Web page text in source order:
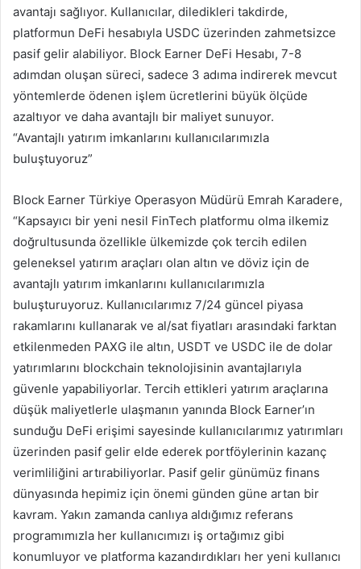
avantajı sağlıyor. Kullanıcılar, diledikleri takdirde,
platformun DeFi hesabıyla USDC üzerinden zahmetsizce
pasif gelir alabiliyor. Block Earner DeFi Hesabı, 7-8
adımdan oluşan süreci, sadece 3 adıma indirerek mevcut
yöntemlerde ödenen işlem ücretlerini büyük ölçüde
azaltıyor ve daha avantajlı bir maliyet sunuyor.
“Avantajlı yatırım imkanlarını kullanıcılarımızla
buluştuyoruz”
Block Earner Türkiye Operasyon Müdürü Emrah Karadere,
“Kapsayıcı bir yeni nesil FinTech platformu olma ilkemiz
doğrultusunda özellikle ülkemizde çok tercih edilen
geleneksel yatırım araçları olan altın ve döviz için de
avantajlı yatırım imkanlarını kullanıcılarımızla
buluşturuyoruz. Kullanıcılarımız 7/24 güncel piyasa
rakamlarını kullanarak ve al/sat fiyatları arasındaki farktan
etkilenmeden PAXG ile altın, USDT ve USDC ile de dolar
yatırımlarını blockchain teknolojisinin avantajlarıyla
güvenle yapabiliyorlar. Tercih ettikleri yatırım araçlarına
düşük maliyetlerle ulaşmanın yanında Block Earner’ın
sunduğu DeFi erişimi sayesinde kullanıcılarımız yatırımları
üzerinden pasif gelir elde ederek portföylerinin kazanç
verimliliğini artırabiliyorlar. Pasif gelir günümüz finans
dünyasında hepimiz için önemi günden güne artan bir
kavram. Yakın zamanda canlıya aldığımız referans
programımızla her kullanıcımızı iş ortağımız gibi
konumluyor ve platforma kazandırdıkları her yeni kullanıcı